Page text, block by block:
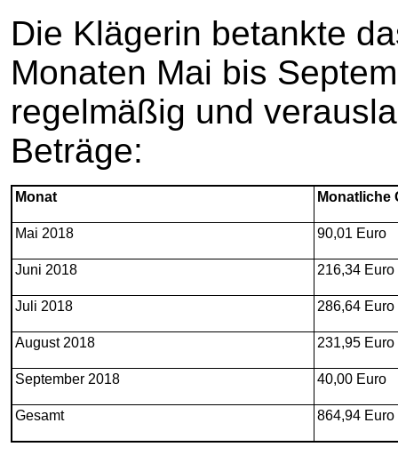
Die Klägerin betankte
Monaten Mai bis
regelmäßig und
Beträge:
Monat Monatliche
Mai 2018 90,01 Euro
Juni 2018 216,34 Euro
Juli 2018 286,64 Euro
August 2018 231,95 Euro
September 2018 40,00 Euro
Gesamt 864,94 Euro